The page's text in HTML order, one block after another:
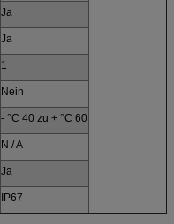
Ja
Ja
1
Nein
- °C 40 zu + °C 60
N / A
Ja
IP67